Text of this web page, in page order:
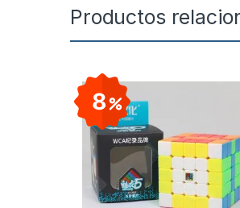
Productos
8